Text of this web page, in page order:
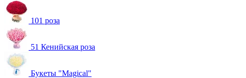
101 роза
51 Кенийская роза
Букеты "Magical"